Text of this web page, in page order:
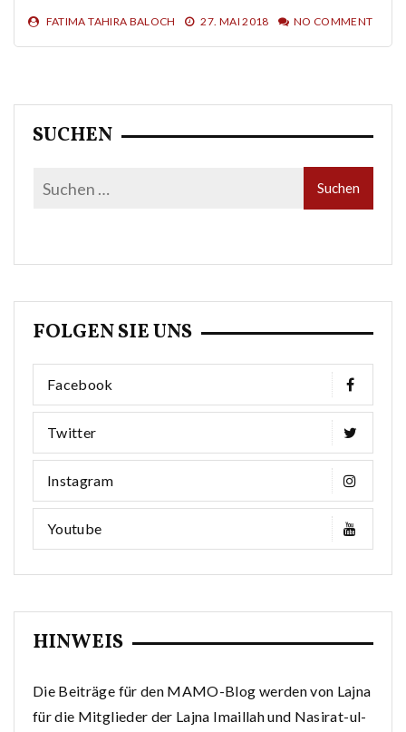
FATIMA TAHIRA BALOCH 27. MAI 2018 NO COMMENT
SUCHEN
FOLGEN SIE UNS
Facebook
Twitter
Instagram
Youtube
HINWEIS
Die Beiträge für den MAMO-Blog werden von Lajna
für die Mitglieder der Lajna Imaillah und Nasirat-ul-